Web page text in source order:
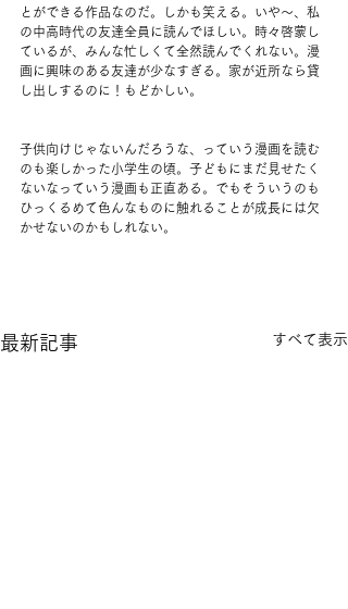
とができる作品なのだ。しかも笑える。いや〜、私
の中高時代の友達全員に読んでほしい。時々啓蒙し
ているが、みんな忙しくて全然読んでくれない。漫
画に興味のある友達が少なすぎる。家が近所なら貸
し出しするのに！もどかしい。
子供向けじゃないんだろうな、っていう漫画を読む
のも楽しかった小学生の頃。子どもにまだ見せたく
ないなっていう漫画も正直ある。でもそういうのも
ひっくるめて色んなものに触れることが成長には欠
かせないのかもしれない。
最新記事 すべて表示